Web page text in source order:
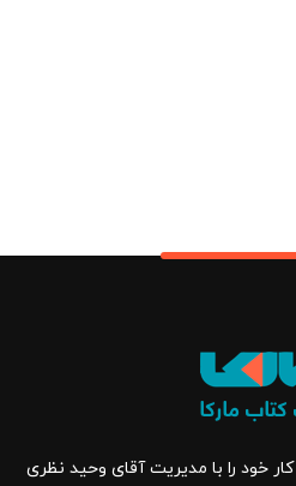
بانک کتاب مارکا در سال 1383 کار خود را با مدیریت آقای وحید نظری